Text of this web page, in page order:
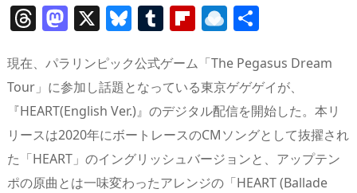
T
re
a
d
s
M
st
o
d
o
n
X Bl
e
sk
y
T
m
bl
r
Fl
b
o
ar
d
R
n
d
ro
p.
io
現在、パラリンピック公式ゲーム「The Pegasus Dream
Tour」に参加し話題となっている東京ゲゲゲイが、
『HEART(English Ver.)』のデジタル配信を開始した。本リ
リースは2020年にボートレースのCMソングとして抜擢され
た「HEART」のイングリッシュバージョンと、アップテン
ポの原曲とは一味変わったアレンジの「HEART (Ballade